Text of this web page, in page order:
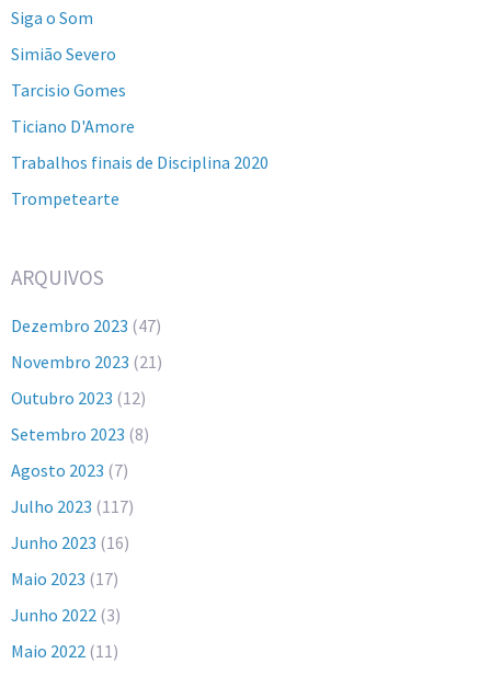
Siga o Som
Simião Severo
Tarcisio Gomes
Ticiano D'Amore
Trabalhos finais de Disciplina 2020
Trompetearte
ARQUIVOS
Dezembro 2023 (47)
Novembro 2023 (21)
Outubro 2023 (12)
Setembro 2023 (8)
Agosto 2023 (7)
Julho 2023 (117)
Junho 2023 (16)
Maio 2023 (17)
Junho 2022 (3)
Maio 2022 (11)